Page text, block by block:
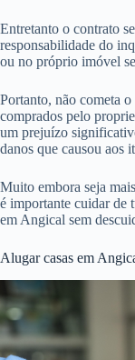
Entretanto o contrato
responsabilidade do
ou no próprio imóvel
Portanto, não cometa
comprados pelo
um prejuízo
danos que causou aos
Muito embora seja
é importante cuidar de
em Angical sem
Alugar casas em